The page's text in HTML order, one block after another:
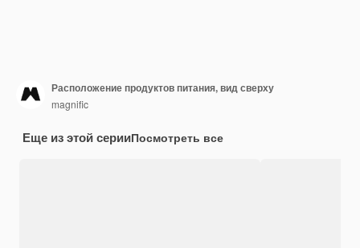
Расположение продуктов питания, вид сверху
magnific
Еще из этой серииПосмотреть все